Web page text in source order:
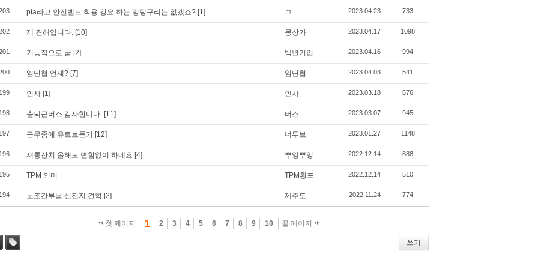
pta라고 안전벨트 착용 강요 하는 멍텅구리는 없겠죠? [1] ㄱ 2023.04.23 733
제 견해입니다. [10] 몽상가 2023.04.17 1098
기능직으로 꿈 [2] 백년기업 2023.04.16 994
임단협 언제? [7] 임단협 2023.04.03 541
인사 [1] 인사 2023.03.18 676
출퇴근버스 감사합니다. [11] 버스 2023.03.07 945
근무중에 유트브듣기 [12] 너투브 2023.01.27 1148
재롱잔치 올해도 변함없이 하네요 [4] 뿌잉뿌잉 2022.12.14 888
TPM 의미 TPM횡포 2022.12.14 510
노조간부님 선진지 견학 [2] 제주도 2022.11.24 774
첫 페이지 1 2 3 4 5 6 7 8 9 10 끝 페이지
쓰기